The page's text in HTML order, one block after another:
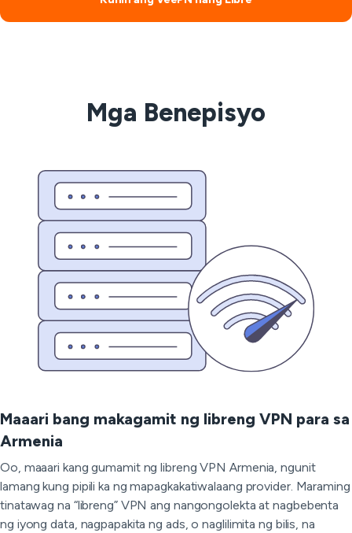
Mga Benepisyo
Maaari bang makagamit ng libreng VPN para sa
Armenia
Oo, maaari kang gumamit ng libreng VPN Armenia, ngunit
lamang kung pipili ka ng mapagkakatiwalaang provider. Maraming
tinatawag na “libreng” VPN ang nangongolekta at nagbebenta
ng iyong data, nagpapakita ng ads, o naglilimita ng bilis, na